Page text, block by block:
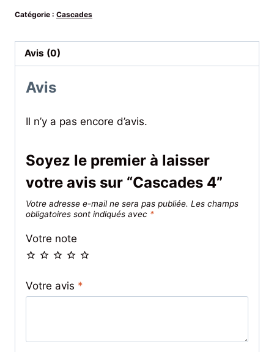
Catégorie : Cascades
Avis (0)
Avis
Il n’y a pas encore d’avis.
Soyez le premier à laisser
votre avis sur “Cascades 4”
Votre adresse e-mail ne sera pas publiée. Les champs
obligatoires sont indiqués avec *
Votre note
Votre avis *